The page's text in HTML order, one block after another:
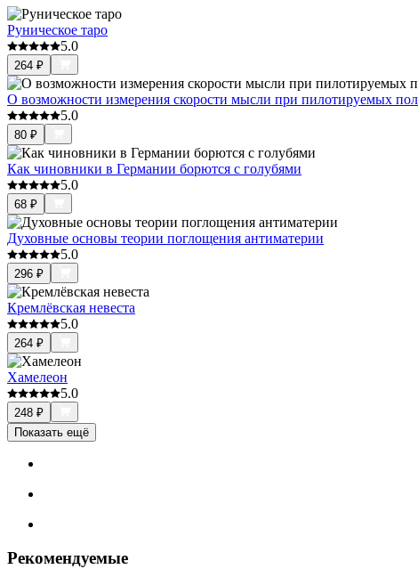
Руническое таро
5.0
264 ₽
О возможности измерения скорости мысли при пилотируемых
5.0
80 ₽
Как чиновники в Германии борются с голубями
5.0
68 ₽
Духовные основы теории поглощения антиматерии
5.0
296 ₽
Кремлёвская невеста
5.0
264 ₽
Хамелеон
5.0
248 ₽
Показать ещё
Рекомендуемые